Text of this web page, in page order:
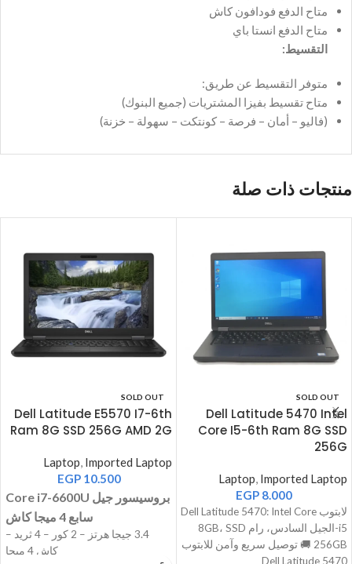
متاح الدفع فودافون كاش
متاح الدفع انستا باي
التقسيط:
متوفر التقسيط عن طريق:
متاح تقسيط بفيزا المشتريات (جميع البنوك)
(فاليو – أمان – فرصة – كونتكت – سهولة – خزنة)
منتجات ذات صلة
SOLD OUT
Dell Latitude 5470 Intel
Core I5-6th Ram 8G SSD
256G
Laptop Imported Laptop
EGP 8.000
لابتوب Dell Latitude 5470: Intel Core
i5-الجيل السادس، رام 8GB، SSD
256GB 🚚 توصيل سريع وآمن للابتوب
Dell Latitude 5470
SOLD OUT
Dell Latitude E5570 I7-6th
Ram 8G SSD 256G AMD 2G
Laptop Imported Laptop
EGP10.500
Core i7-6600U بروسيسور جيل
سابع 4 ميجا كاش
3.4 جيجا هرتز – 2 كور – 4 ثريد –
كاش 4 ميجا